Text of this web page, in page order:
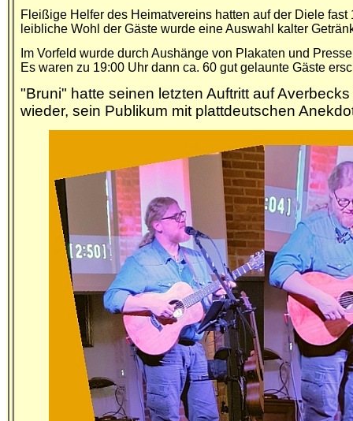
Fleißige Helfer des Heimatvereins hatten auf der Diele fast
leibliche Wohl der Gäste wurde eine Auswahl
kalter
Im Vorfeld wurde durch Aushänge von Plakaten und
Es waren zu 19:00 Uhr dann ca. 60 gut gelaunte Gäste
"Bruni" hatte seinen letzten Auftritt auf
wieder, sein Publikum mit plattdeutschen